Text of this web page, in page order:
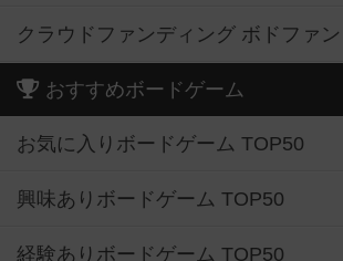
クラウドファンディング ボドファン
おすすめボードゲーム
お気に入りボードゲーム TOP50
興味ありボードゲーム TOP50
経験ありボードゲーム TOP50